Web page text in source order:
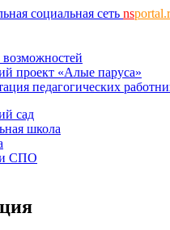
социальная сеть ns
проект «Алые паруса»
педагогических
сад
школа
СПО